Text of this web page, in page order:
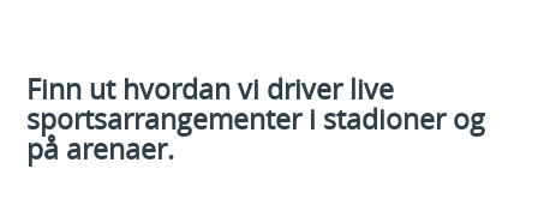
Finn ut hvordan vi driver live
sportsarrangementer i stadioner og
på arenaer.